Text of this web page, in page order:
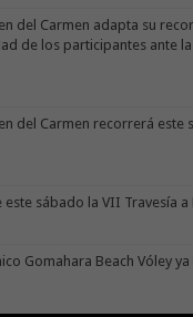
del Carmen adapta su
de los participantes ante
del Carmen recorrerá este
este sábado la VII Travesía
Gomahara Beach Vóley ya